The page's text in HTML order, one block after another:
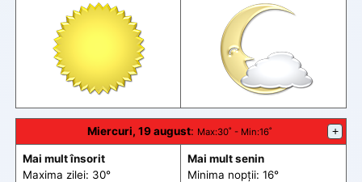
Miercuri, 19 august: Max:30˚ - Min:16˚ +
Mai mult însorit
Maxima zilei: 30°
Mai mult senin
Minima nopții: 16°